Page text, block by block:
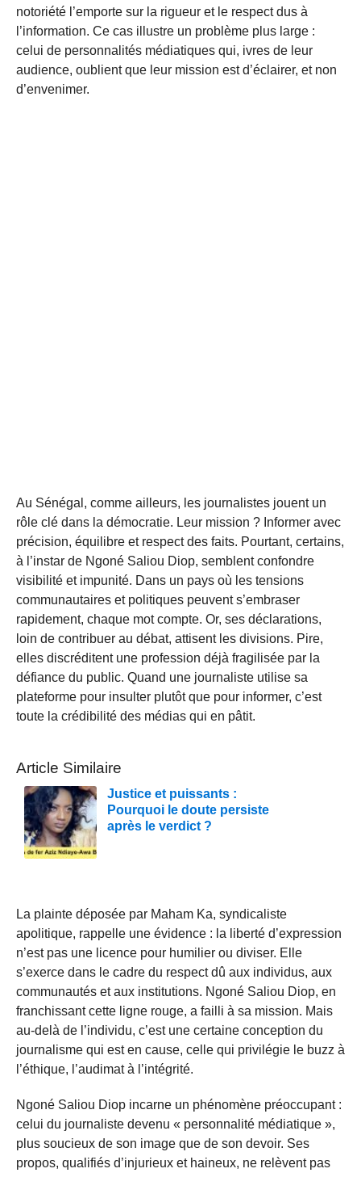
notoriété l’emporte sur la rigueur et le respect dus à
l’information. Ce cas illustre un problème plus large :
celui de personnalités médiatiques qui, ivres de leur
audience, oublient que leur mission est d’éclairer, et non
d’envenimer.
Au Sénégal, comme ailleurs, les journalistes jouent un
rôle clé dans la démocratie. Leur mission ? Informer avec
précision, équilibre et respect des faits. Pourtant, certains,
à l’instar de Ngoné Saliou Diop, semblent confondre
visibilité et impunité. Dans un pays où les tensions
communautaires et politiques peuvent s’embraser
rapidement, chaque mot compte. Or, ses déclarations,
loin de contribuer au débat, attisent les divisions. Pire,
elles discréditent une profession déjà fragilisée par la
défiance du public. Quand une journaliste utilise sa
plateforme pour insulter plutôt que pour informer, c’est
toute la crédibilité des médias qui en pâtit.
Article Similaire
Justice et puissants :
Pourquoi le doute persiste
après le verdict ?
La plainte déposée par Maham Ka, syndicaliste
apolitique, rappelle une évidence : la liberté d’expression
n’est pas une licence pour humilier ou diviser. Elle
s’exerce dans le cadre du respect dû aux individus, aux
communautés et aux institutions. Ngoné Saliou Diop, en
franchissant cette ligne rouge, a failli à sa mission. Mais
au-delà de l’individu, c’est une certaine conception du
journalisme qui est en cause, celle qui privilégie le buzz à
l’éthique, l’audimat à l’intégrité.
Ngoné Saliou Diop incarne un phénomène préoccupant :
celui du journaliste devenu « personnalité médiatique »,
plus soucieux de son image que de son devoir. Ses
propos, qualifiés d’injurieux et haineux, ne relèvent pas